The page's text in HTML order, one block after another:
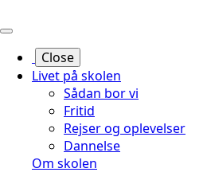
til
sidens
indhold
Close
Livet på skolen
Sådan bor vi
Fritid
Rejser og oplevelser
Dannelse
Om skolen